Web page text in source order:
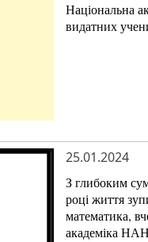
Національна
видатних
25.01.2024
З глибоким
році життя
математика,
академіка